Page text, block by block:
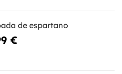
de espartano
€